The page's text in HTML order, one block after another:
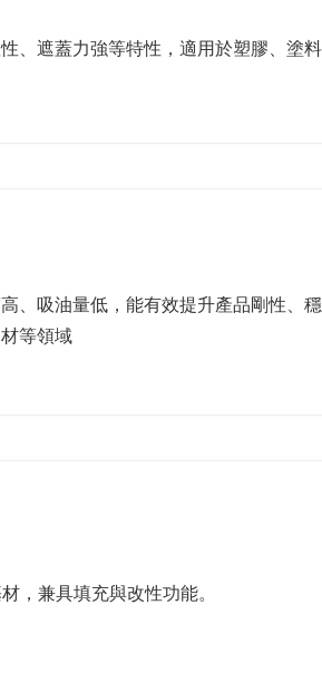
、遮蓋力強等特性，適用於塑膠、塗料
、吸油量低，能有效提升產品剛性、
等領域
，兼具填充與改性功能。